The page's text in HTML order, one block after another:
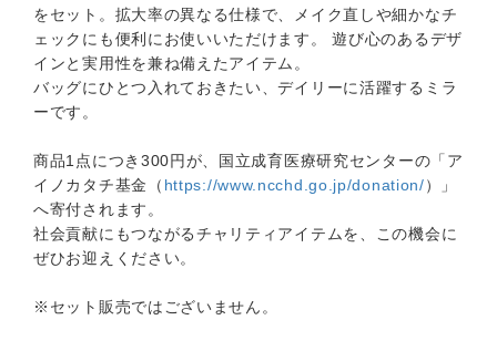
をセット。拡大率の異なる仕様で、メイク直しや細かなチ
ェックにも便利にお使いいただけます。 遊び心のあるデザ
インと実用性を兼ね備えたアイテム。
バッグにひとつ入れておきたい、デイリーに活躍するミラ
ーです。
商品1点につき300円が、国立成育医療研究センターの「ア
イノカタチ基金（ https://www.ncchd.go.jp/donation/）」
へ寄付されます。
社会貢献にもつながるチャリティアイテムを、この機会に
ぜひお迎えください。
※セット販売ではございません。